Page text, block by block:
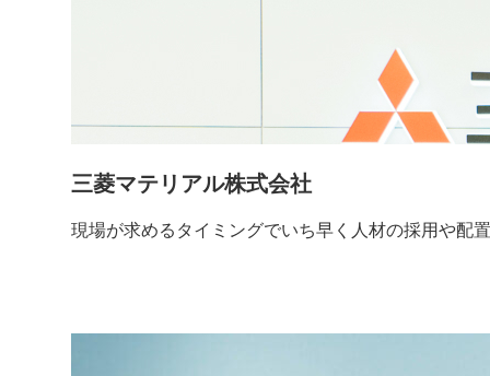
三菱マテリアル株式会社
現場が求めるタイミングでいち早く人材の採用や配